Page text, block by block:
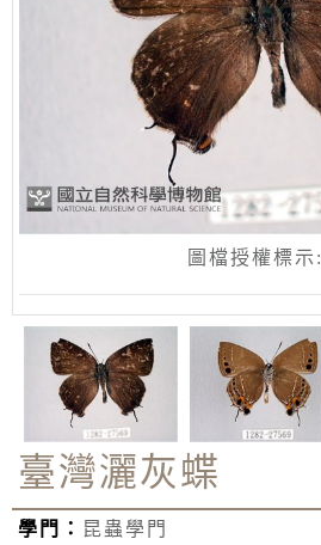
圖檔授權標示:
臺灣灑灰蝶
學門： 昆蟲學門